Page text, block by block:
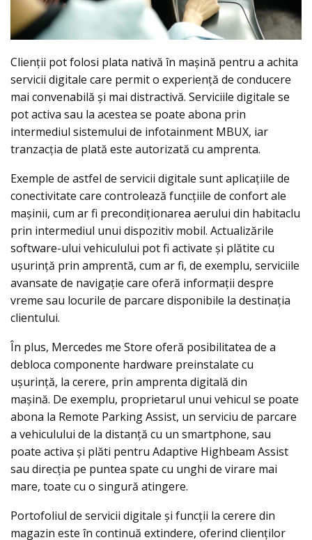
Clienții pot folosi plata nativă în mașină pentru a achita
servicii digitale care permit o experiență de conducere
mai convenabilă și mai distractivă. Serviciile digitale se
pot activa sau la acestea se poate abona prin
intermediul sistemului de infotainment MBUX, iar
tranzacția de plată este autorizată cu amprenta.
Exemple de astfel de servicii digitale sunt aplicațiile de
conectivitate care controlează funcțiile de confort ale
mașinii, cum ar fi precondiționarea aerului din habitaclu
prin intermediul unui dispozitiv mobil. Actualizările
software-ului vehiculului pot fi activate și plătite cu
ușurință prin amprentă, cum ar fi, de exemplu, serviciile
avansate de navigație care oferă informații despre
vreme sau locurile de parcare disponibile la destinația
clientului.
În plus, Mercedes me Store oferă posibilitatea de a
debloca componente hardware preinstalate cu
ușurință, la cerere, prin amprenta digitală din
mașină. De exemplu, proprietarul unui vehicul se poate
abona la Remote Parking Assist, un serviciu de parcare
a vehiculului de la distanță cu un smartphone, sau
poate activa și plăti pentru Adaptive Highbeam Assist
sau direcția pe puntea spate cu unghi de virare mai
mare, toate cu o singură atingere.
Portofoliul de servicii digitale și funcții la cerere din
magazin este în continuă extindere, oferind clienților